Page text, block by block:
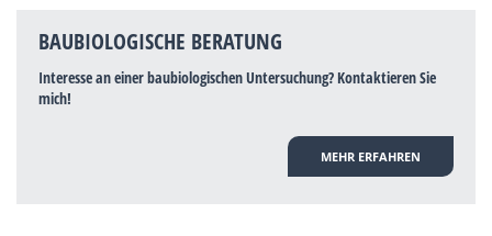
BAUBIOLOGISCHE BERATUNG
Interesse an einer baubiologischen Untersuchung? Kontaktieren Sie
mich!
MEHR ERFAHREN